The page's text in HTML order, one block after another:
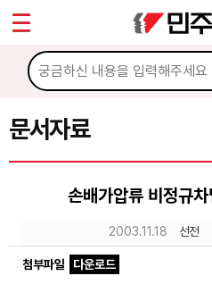
문서자료
손배가압류 비정규
2003.11.18 선전
첨부파일
다운로드
마이페이지
소개
소식
문서자료
Sketchbook5,
Sketchbook5,